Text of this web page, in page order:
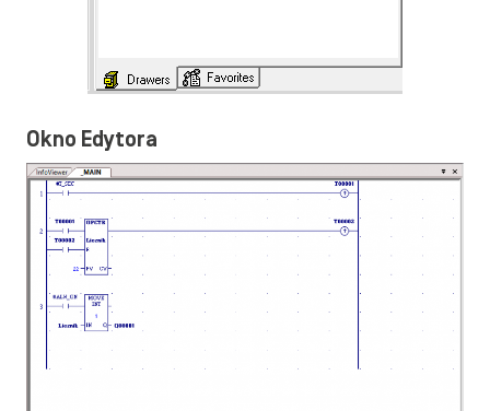
Okno Edytora